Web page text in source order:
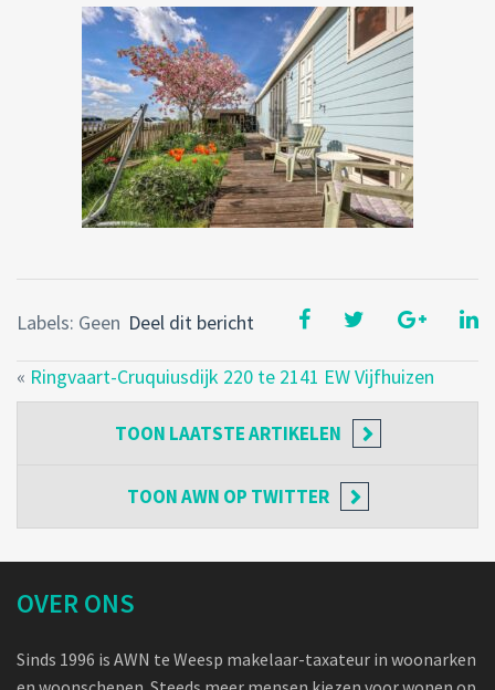
Deel dit bericht
Labels: Geen
« Ringvaart-Cruquiusdijk 220 te 2141 EW Vijfhuizen
TOON LAATSTE ARTIKELEN
TOONAWN OP TWITTER
OVER ONS
Sinds 1996 is AWN te Weesp makelaar-taxateur in woonarken